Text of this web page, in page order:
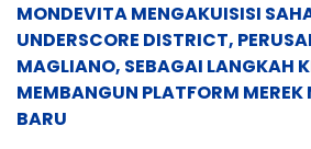
MONDEVITA MENGAKUISISI
UNDERSCORE DISTRICT,
MAGLIANO, SEBAGAI LANGKAH
MEMBANGUN PLATFORM
BARU